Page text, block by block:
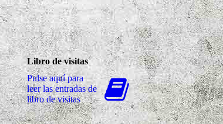
Libro de visitas
Pulse aquí para
leer las entradas de
libro de visitas